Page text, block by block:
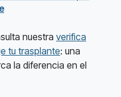
nuestra verifica
tu trasplante: una
la diferencia en el